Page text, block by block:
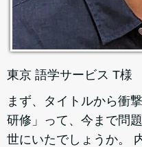
東京 語学サービス T様
まず、タイトルから衝
研修」って、今まで問
世にいたでしょうか。